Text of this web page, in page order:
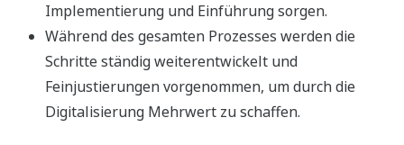
Implementierung und Einführung sorgen.
Während des gesamten Prozesses werden die
Schritte ständig weiterentwickelt und
Feinjustierungen vorgenommen, um durch die
Digitalisierung Mehrwert zu schaffen.